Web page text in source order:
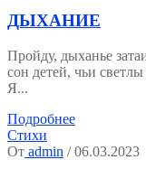
ДЫХАНИЕ
Пройду, дыханье
сон детей, чьи
Я...
Подробнее
Стихи
От admin / 06.03.2023